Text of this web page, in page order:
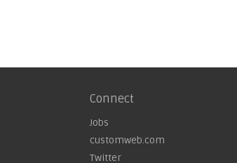
Connect
Jobs
customweb.com
Twitter